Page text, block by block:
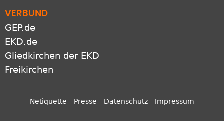
VERBUND
GEP.de
EKD.de
Gliedkirchen der EKD
Freikirchen
Netiquette Presse Datenschutz Impressum